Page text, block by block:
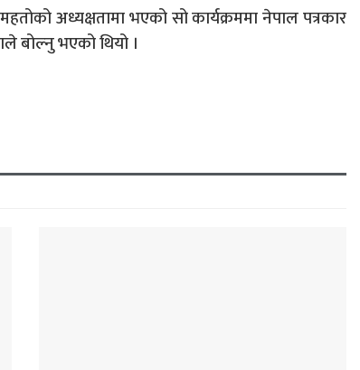
अध्यक्षतामा भएको सो कार्यक्रममा नेपाल पत्रकार
बोल्नु भएको थियो ।